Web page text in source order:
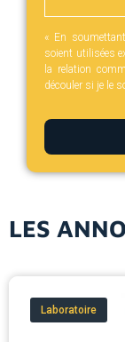
« En
soient utilisées
la relation
découler si je le
LES
Laboratoire